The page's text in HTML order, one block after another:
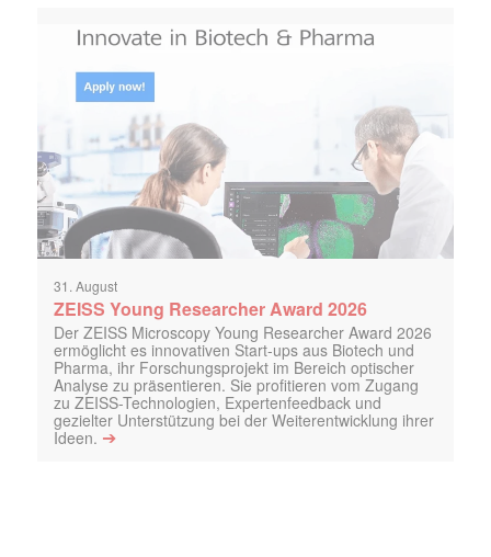
31. August
ZEISS Young Researcher Award 2026
Der ZEISS Microscopy Young Researcher Award 2026
ermöglicht es innovativen Start-ups aus Biotech und
Pharma, ihr Forschungsprojekt im Bereich optischer
Analyse zu präsentieren. Sie profitieren vom Zugang
zu ZEISS-Technologien, Expertenfeedback und
gezielter Unterstützung bei der Weiterentwicklung ihrer
Ideen. ➔